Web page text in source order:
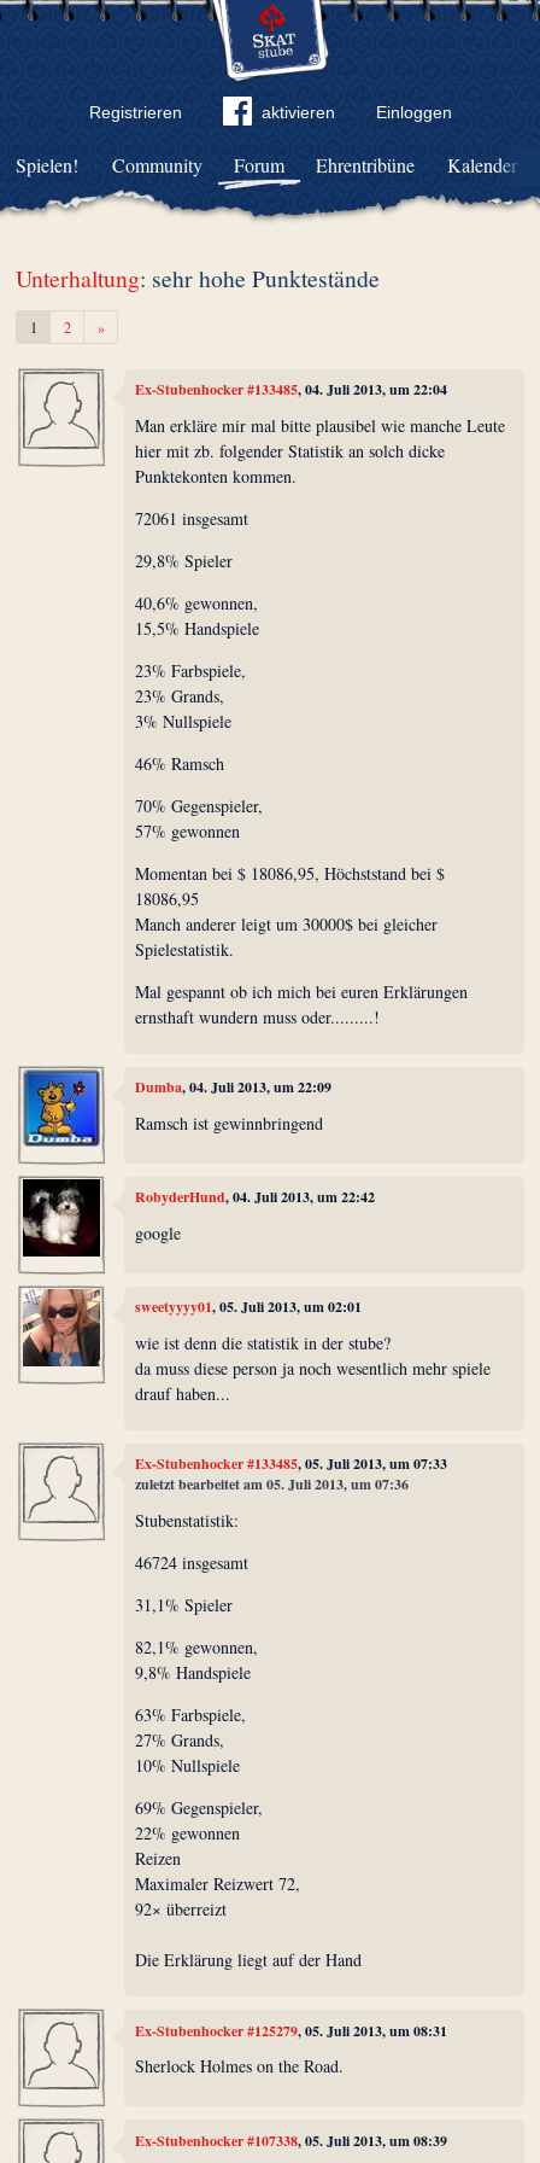
Registrieren aktivieren Einloggen
Community Forum Ehrentribüne Kalender
Spielen!
Unterhaltung: sehr hohe Punktestände
1 2 »Weiter
Ex-Stubenhocker #133485, 04. Juli 2013, um 22:04
Man erkläre mir mal bitte plausibel wie manche Leute
hier mit zb. folgender Statistik an solch dicke
Punktekonten kommen.
72061 insgesamt
29,8% Spieler
40,6% gewonnen,
15,5% Handspiele
23% Farbspiele,
23% Grands,
3% Nullspiele
46% Ramsch
70% Gegenspieler,
57% gewonnen
Momentan bei $ 18086,95, Höchststand bei $
18086,95
Manch anderer leigt um 30000$ bei gleicher
Spielestatistik.
Mal gespannt ob ich mich bei euren Erklärungen
ernsthaft wundern muss oder.........!
Dumba, 04. Juli 2013, um 22:09
Ramsch ist gewinnbringend
RobyderHund, 04. Juli 2013, um 22:42
google
sweetyyyy01, 05. Juli 2013, um 02:01
wie ist denn die statistik in der stube?
da muss diese person ja noch wesentlich mehr spiele
drauf haben...
Ex-Stubenhocker #133485, 05. Juli 2013, um 07:33
zuletzt bearbeitet am 05. Juli 2013, um 07:36
Stubenstatistik:
46724 insgesamt
31,1% Spieler
82,1% gewonnen,
9,8% Handspiele
63% Farbspiele,
27% Grands,
10% Nullspiele
69% Gegenspieler,
22% gewonnen
Reizen
Maximaler Reizwert 72,
92× überreizt
Die Erklärung liegt auf der Hand
Ex-Stubenhocker #125279, 05. Juli 2013, um 08:31
Sherlock Holmes on the Road.
Ex-Stubenhocker #107338, 05. Juli 2013, um 08:39